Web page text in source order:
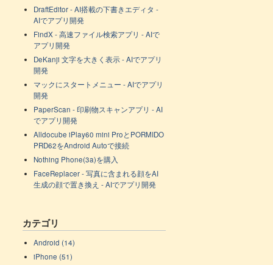
DraftEditor - AI搭載の下書きエディタ -
AIでアプリ開発
FindX - 高速ファイル検索アプリ - AIで
アプリ開発
DeKanji 文字を大きく表示 - AIでアプリ
開発
マックにスタートメニュー - AIでアプリ
開発
PaperScan - 印刷物スキャンアプリ - AI
でアプリ開発
Alldocube iPlay60 mini ProとPORMIDO
PRD62をAndroid Autoで接続
Nothing Phone(3a)を購入
FaceReplacer - 写真に含まれる顔をAI
生成の顔で置き換え - AIでアプリ開発
カテゴリ
Android (14)
iPhone (51)